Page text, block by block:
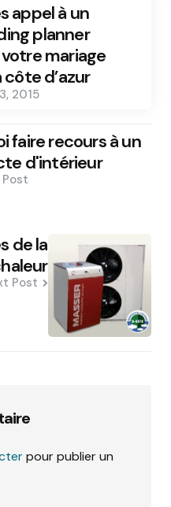
appel à un
planner
mariage
côte d’azur
2015
faire recours à un
d'intérieur
Post
de la
Post
pour publier un